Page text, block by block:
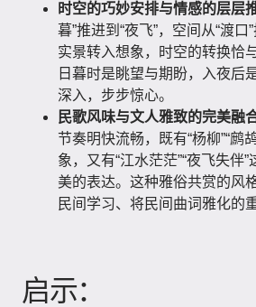
时空的巧妙安排与情感的层层
暮”推进到“夜飞”，空间从“渡口
实景转入想象，时空的转换恰
日暮时是眺望与期盼，入夜后
深入，步步惊心。
民歌风味与文人雅致的完美融
节奏明快流畅，既有“杨柳”“鹧
象，又有“江水茫茫”“夜飞失伴
美的表达。这种雅俗共赏的风
民间学习、将民间曲词雅化的
启示：